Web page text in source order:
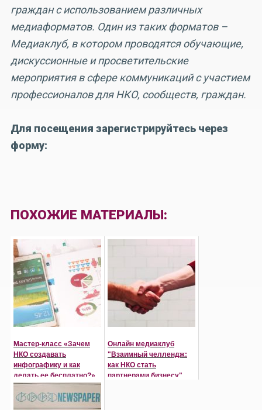
граждан с использованием различных
медиаформатов. Один из таких форматов –
Медиаклуб, в котором проводятся обучающие,
дискуссионные и просветительские
мероприятия в сфере коммуникаций с участием
профессионалов для НКО, сообществ, граждан.
Для посещения зарегистрируйтесь через
форму:
ПОХОЖИЕ МАТЕРИАЛЫ:
Мастер-класс «Зачем
НКО создавать
инфографику и как
делать ее бесплатно?»
Онлайн медиаклуб
"Взаимный челлендж:
как НКО стать
партнерами бизнесу"